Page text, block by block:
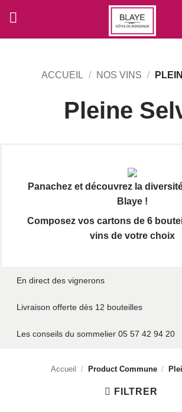
contenu
ACCUEIL / NOS VINS /
Pleine
Panachez et découvrez la
Blaye !
Composez vos cartons de 6
vins de votre choix
En direct des vignerons
Livraison offerte dès 12 bouteilles
Les conseils du sommelier 05 57 42 94 20
Accueil / Product Commune /
FILTRER